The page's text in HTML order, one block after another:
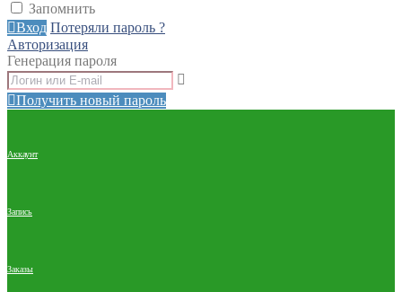
Запомнить
Вход Потеряли пароль ?
Авторизация
Генерация пароля
Получить новый пароль
Аккаунт
Запись
Заказы